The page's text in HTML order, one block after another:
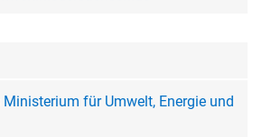
für Umwelt, Energie und